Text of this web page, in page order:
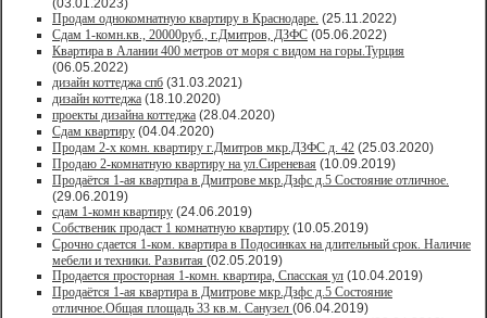
(03.01.2023)
Продам однокомнатную квартиру в Краснодаре. (25.11.2022)
Сдам 1-комн.кв., 20000руб., г.Дмитров, ДЗФС (05.06.2022)
Квартира в Алании 400 метров от моря с видом на горы.Турция
(06.05.2022)
дизайн коттеджа спб (31.03.2021)
дизайн коттеджа (18.10.2020)
проекты дизайна коттеджа (28.04.2020)
Сдам квартиру (04.04.2020)
Продам 2-х комн. квартиру г.Дмитров мкр.ДЗФС д. 42 (25.03.2020)
Продаю 2-комнатную квартиру на ул.Сиреневая (10.09.2019)
Продаётся 1-ая квартира в Дмитрове мкр.Дзфс д.5 Состояние отличное.
(29.06.2019)
сдам 1-комн квартиру (24.06.2019)
Собственик продаст 1 комнатную квартиру (10.05.2019)
Срочно сдается 1-ком. квартира в Подосинках на длительный срок. Наличие
мебели и техники. Развитая (02.05.2019)
Продается просторная 1-комн. квартира, Спасская ул (10.04.2019)
Продаётся 1-ая квартира в Дмитрове мкр.Дзфс д.5 Состояние
отличное.Общая площадь 33 кв.м. Санузел (06.04.2019)